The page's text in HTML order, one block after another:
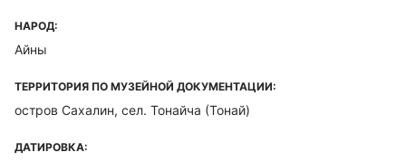
НАРОД:
Айны
ТЕРРИТОРИЯ ПО МУЗЕЙНОЙ ДОКУМЕНТАЦИИ:
остров Сахалин, сел. Тонайча (Тонай)
ДАТИРОВКА: